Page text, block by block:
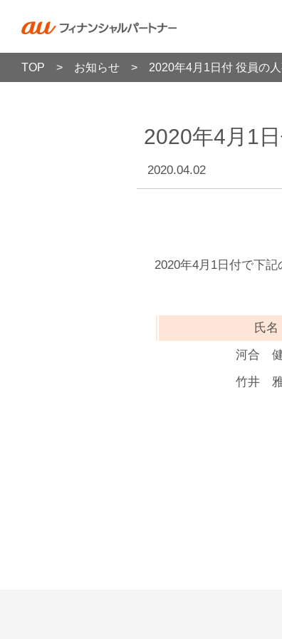
TOP > お知らせ > 2020年4月1日付 役員の
2020年4月1
2020.04.02
2020年4月1日付で下
氏名
河合
竹井